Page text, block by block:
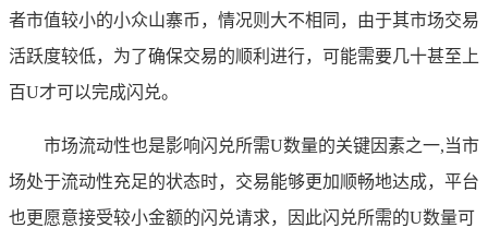
者市值较小的小众山寨币，情况则大不相同，由于其市场交易
活跃度较低，为了确保交易的顺利进行，可能需要几十甚至上
百U才可以完成闪兑。
市场流动性也是影响闪兑所需U数量的关键因素之一,当市
场处于流动性充足的状态时，交易能够更加顺畅地达成，平台
也更愿意接受较小金额的闪兑请求，因此闪兑所需的U数量可